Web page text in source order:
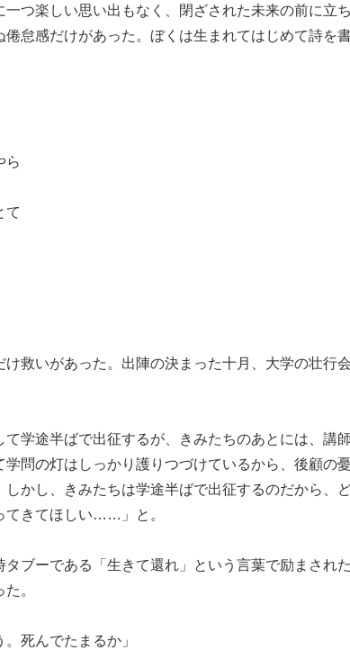
つ楽しい思い出もなく、閉ざされた未来の前に立
怠感だけがあった。ぼくは生まれてはじめて詩を書
ら
て
救いがあった。出陣の決まった十月、大学の壮行
学途半ばで出征するが、きみたちのあとには、講
問の灯はしっかり護りつづけているから、後顧の
しかし、きみたちは学途半ばで出征するのだから、
てきてほしい……」と。
ブーである「生きて還れ」という言葉で励まされ
。
死んでたまるか」